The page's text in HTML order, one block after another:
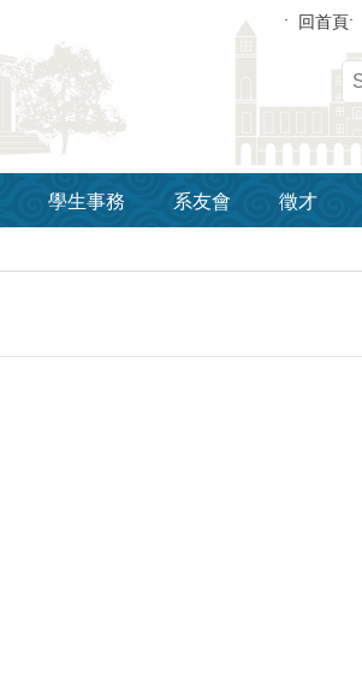
回首頁
學生事務 系友會 徵才